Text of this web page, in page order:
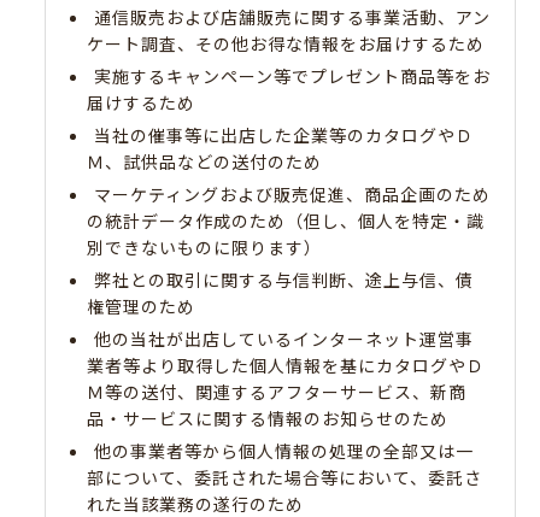
通信販売および店舗販売に関する事業活動、アン
ケート調査、その他お得な情報をお届けするため
実施するキャンペーン等でプレゼント商品等をお
届けするため
当社の催事等に出店した企業等のカタログやＤ
Ｍ、試供品などの送付のため
マーケティングおよび販売促進、商品企画のため
の統計データ作成のため（但し、個人を特定・識
別できないものに限ります）
弊社との取引に関する与信判断、途上与信、債
権管理のため
他の当社が出店しているインターネット運営事
業者等より取得した個人情報を基にカタログやＤ
Ｍ等の送付、関連するアフターサービス、新商
品・サービスに関する情報のお知らせのため
他の事業者等から個人情報の処理の全部又は一
部について、委託された場合等において、委託さ
れた当該業務の遂行のため